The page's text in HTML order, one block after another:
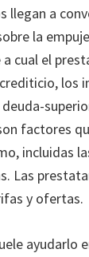
llegan a
la
cual el
los
factores
incluidas
Las
y ofertas.
ayudarlo